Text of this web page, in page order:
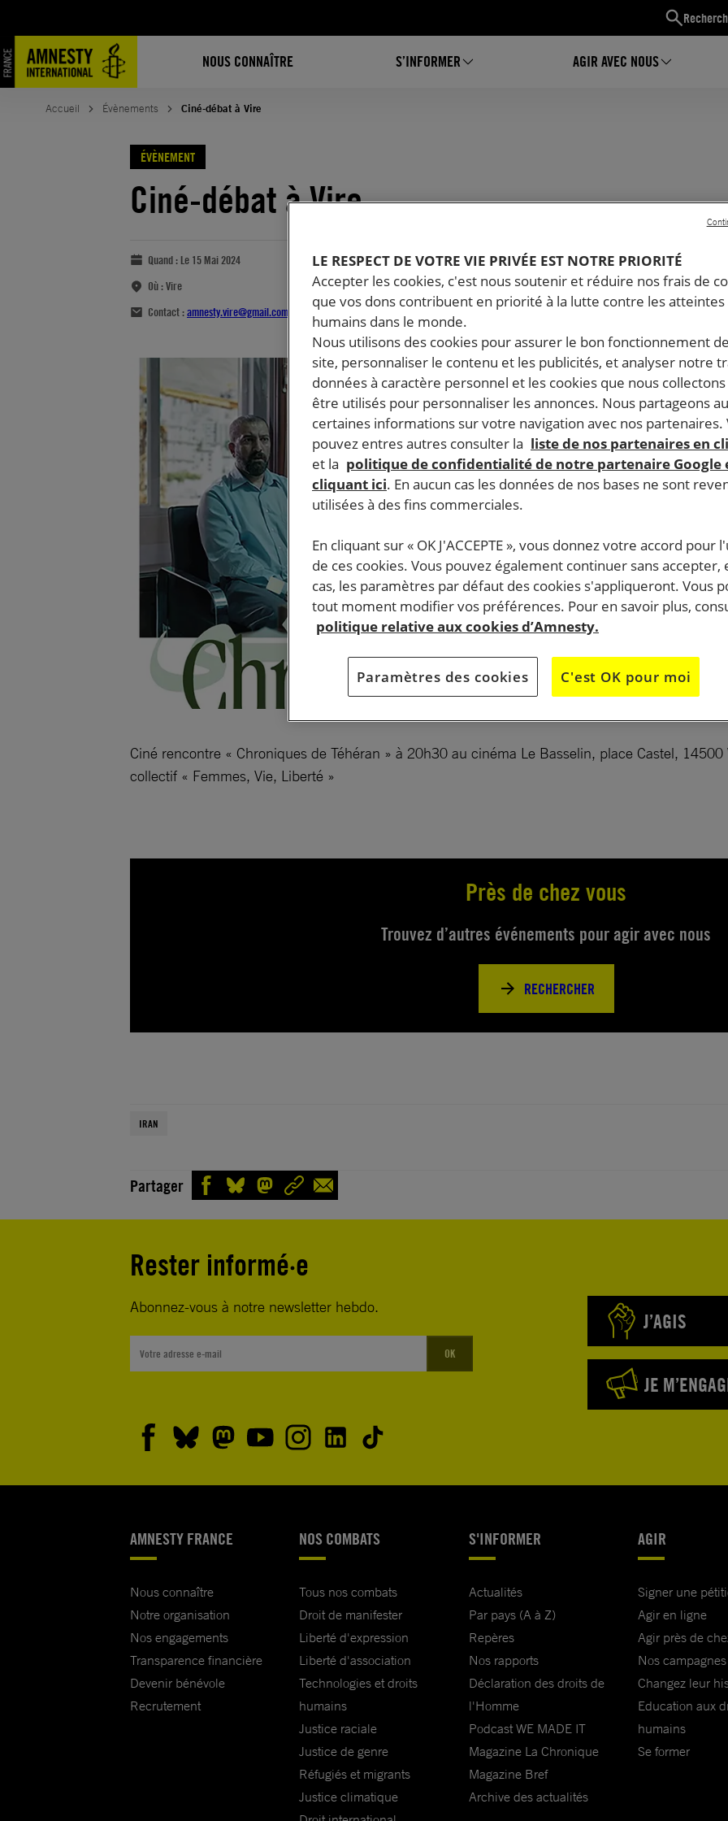
NOUS CONNAÎTRE S’INFORMER AGIR AVEC NOUS
Accueil Évènements Ciné-débat à Vire
ÉVÈNEMENT
Ciné-débat à Vire
Quand : Le 15 Mai 2024
Où :Vire
Contact :amnesty.vire@gmail.com
Ciné rencontre « Chroniques de Téhéran » à 20h30 au cinéma Le Basselin, place Castel,
collectif « Femmes, Vie, Liberté »
Près de chez vous
Trouvez d’autres événements pour agir avec nous
RECHERCHER
IRAN
Partager
Rester informé·e
Abonnez-vous à notre newsletter hebdo.
OK
J’AGIS
JE
AMNESTY FRANCE
Nous connaître
Notre organisation
Nos engagements
Transparence financière
Devenir bénévole
Recrutement
NOS COMBATS
Tous nos combats
Droit de manifester
Liberté d'expression
Liberté d'association
Technologies et droits
humains
Justice raciale
Justice de genre
Réfugiés et migrants
Justice climatique
S'INFORMER
Actualités
Par pays (A à Z)
Repères
Nos rapports
Déclaration des droits de
l'Homme
Podcast WE MADE IT
Magazine La Chronique
Magazine Bref
Archive des actualités
AGIR
Signer une
Agir en ligne
Agir près de
Nos campagnes
Changez leur
Education aux
humains
Se former
LE RESPECT DE VOTRE VIE PRIVÉE EST NOTRE PRIORITÉ
Accepter les cookies, c'est nous soutenir et réduire nos frais de
que vos dons contribuent en priorité à la lutte contre les
humains dans le monde.
Nous utilisons des cookies pour assurer le bon fonctionnement
site, personnaliser le contenu et les publicités, et analyser notre
données à caractère personnel et les cookies que nous
être utilisés pour personnaliser les annonces. Nous partageons
certaines informations sur votre navigation avec nos partenaires.
pouvez entres autres consulter la liste de nos partenaires en
et la politique de confidentialité de notre partenaire Google
cliquant ici. En aucun cas les données de nos bases ne sont
utilisées à des fins commerciales.
En cliquant sur « OK J'ACCEPTE », vous donnez votre accord pour
de ces cookies. Vous pouvez également continuer sans accepter,
cas, les paramètres par défaut des cookies s'appliqueront. Vous
tout moment modifier vos préférences. Pour en savoir plus,
politique relative aux cookies d’Amnesty.
Paramètres des cookies C'est OK pour moi